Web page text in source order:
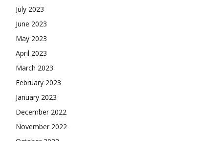
July 2023
June 2023
May 2023
April 2023
March 2023
February 2023
January 2023
December 2022
November 2022